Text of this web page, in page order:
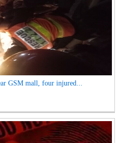
GSM mall, four injured...